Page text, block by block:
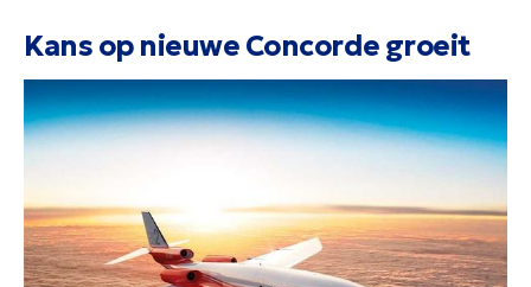
Kans op nieuwe Concorde groeit